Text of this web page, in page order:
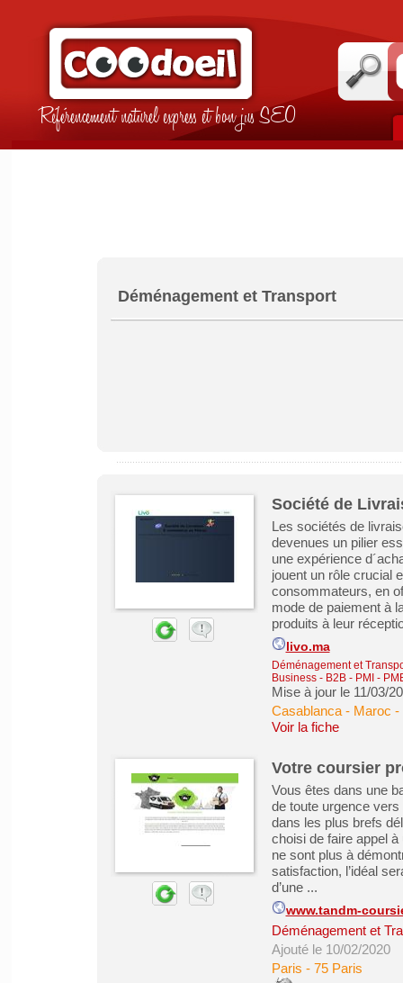
Référencement naturel express et bon jus SEO
Déménagement et Transport
Société de
Les sociétés de
devenues un pilier
une expérience
jouent un rôle crucial
consommateurs, en
mode de paiement à
produits à leur
livo.ma
Déménagement et
Business - B2B - PMI -
Mise à jour le 11/03/
Casablanca - Maroc -
Voir la fiche
Votre coursier
Vous êtes dans une
de toute urgence vers
dans les plus brefs
choisi de faire appel
ne sont plus à
satisfaction, l’idéal
d’une ...
www.tandm-
Déménagement et
Ajouté le 10/02/2020
Paris - 75 Paris